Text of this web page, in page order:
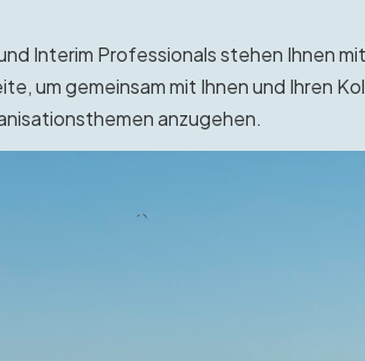
Interim Professionals stehen Ihnen
um gemeinsam mit Ihnen und Ihren
anzugehen.